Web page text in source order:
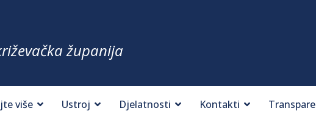
županija
više Ustroj Djelatnosti Kontakti